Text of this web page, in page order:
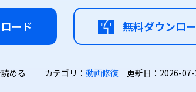
ード 無料ダウンロ
める カテゴリ： 動画修復 ｜更新日：2026-